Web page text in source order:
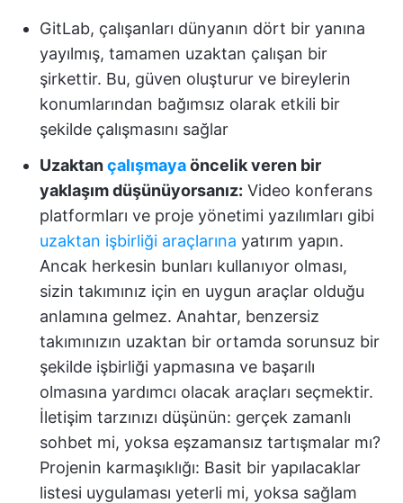
GitLab, çalışanları dünyanın dört bir yanına
yayılmış, tamamen uzaktan çalışan bir
şirkettir. Bu, güven oluşturur ve bireylerin
konumlarından bağımsız olarak etkili bir
şekilde çalışmasını sağlar
Uzaktançalışmayaöncelik veren bir
yaklaşım düşünüyorsanız: Video konferans
platformları ve proje yönetimi yazılımları gibi
uzaktan işbirliği araçlarına yatırım yapın.
Ancak herkesin bunları kullanıyor olması,
sizin takımınız için en uygun araçlar olduğu
anlamına gelmez. Anahtar, benzersiz
takımınızın uzaktan bir ortamda sorunsuz bir
şekilde işbirliği yapmasına ve başarılı
olmasına yardımcı olacak araçları seçmektir.
İletişim tarzınızı düşünün: gerçek zamanlı
sohbet mi, yoksa eşzamansız tartışmalar mı?
Projenin karmaşıklığı: Basit bir yapılacaklar
listesi uygulaması yeterli mi, yoksa sağlam